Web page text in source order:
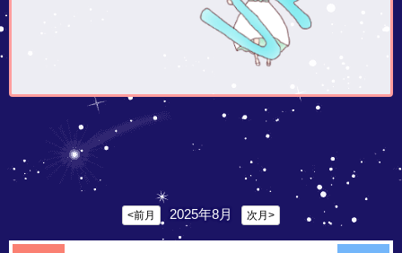
<前月 2025年8月 次月>